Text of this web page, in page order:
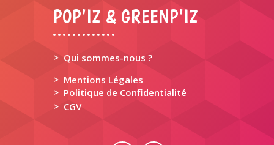
POP’IZ & GREENP’IZ
> Qui sommes-nous ?
> Mentions Légales
> Politique de Confidentialité
> CGV